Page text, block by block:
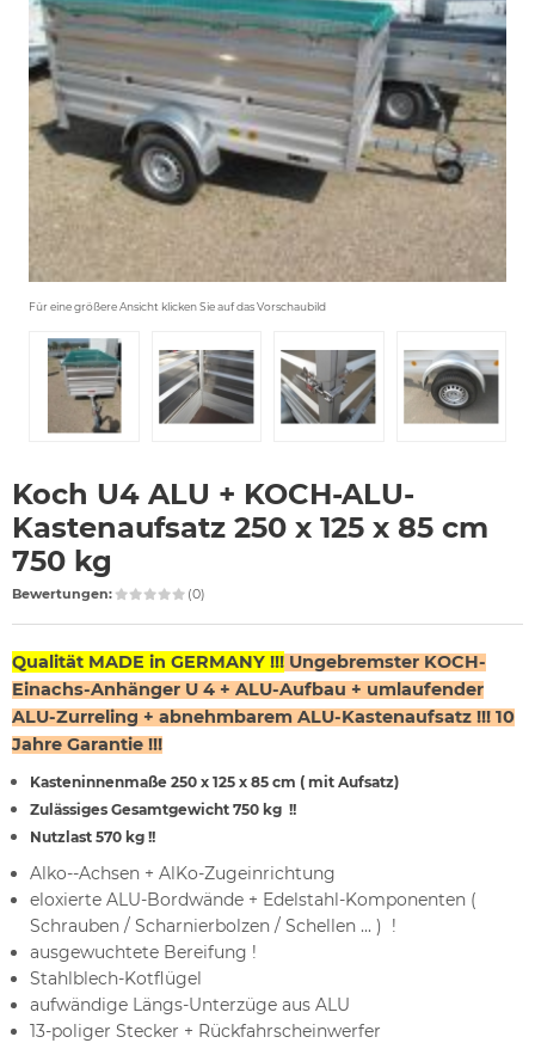
Für eine größere Ansicht klicken Sie auf das Vorschaubild
Koch U4 ALU + KOCH-ALU-
Kastenaufsatz 250 x 125 x 85 cm
750 kg
Bewertungen: (0)
Qualität MADE in GERMANY !!! Ungebremster KOCH-
Einachs-Anhänger U 4 + ALU-Aufbau + umlaufender
ALU-Zurreling + abnehmbarem ALU-Kastenaufsatz !!! 10
Jahre Garantie !!!
Kasteninnenmaße 250 x 125 x 85 cm ( mit Aufsatz)
Zulässiges Gesamtgewicht 750 kg !!
Nutzlast 570 kg !!
Alko--Achsen + AlKo-Zugeinrichtung
eloxierte ALU-Bordwände + Edelstahl-Komponenten (
Schrauben / Scharnierbolzen / Schellen ... ) !
ausgewuchtete Bereifung !
Stahlblech-Kotflügel
aufwändige Längs-Unterzüge aus ALU
13-poliger Stecker + Rückfahrscheinwerfer